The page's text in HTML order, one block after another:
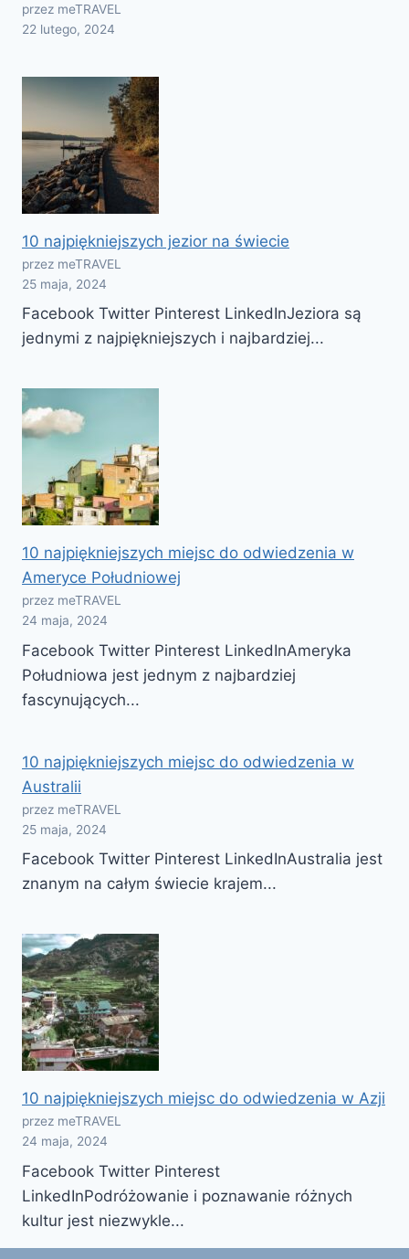
przez meTRAVEL
22 lutego, 2024
10 najpiękniejszych jezior na świecie
przez meTRAVEL
25 maja, 2024
Facebook Twitter Pinterest LinkedInJeziora są
jednymi z najpiękniejszych i najbardziej...
10 najpiękniejszych miejsc do odwiedzenia w
Ameryce Południowej
przez meTRAVEL
24 maja, 2024
Facebook Twitter Pinterest LinkedInAmeryka
Południowa jest jednym z najbardziej
fascynujących...
10 najpiękniejszych miejsc do odwiedzenia w
Australii
przez meTRAVEL
25 maja, 2024
Facebook Twitter Pinterest LinkedInAustralia jest
znanym na całym świecie krajem...
10 najpiękniejszych miejsc do odwiedzenia w Azji
przez meTRAVEL
24 maja, 2024
Facebook Twitter Pinterest
LinkedInPodróżowanie i poznawanie różnych
kultur jest niezwykle...